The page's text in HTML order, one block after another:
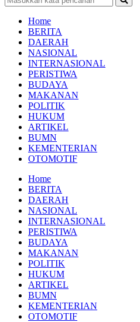
Home
BERITA
DAERAH
NASIONAL
INTERNASIONAL
PERISTIWA
BUDAYA
MAKANAN
POLITIK
HUKUM
ARTIKEL
BUMN
KEMENTERIAN
OTOMOTIF
Home
BERITA
DAERAH
NASIONAL
INTERNASIONAL
PERISTIWA
BUDAYA
MAKANAN
POLITIK
HUKUM
ARTIKEL
BUMN
KEMENTERIAN
OTOMOTIF